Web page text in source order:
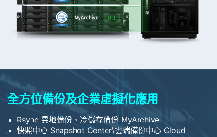
全方位備份及企業虛擬化應用
Rsync 異地備份、冷儲存備份 MyArchive
快照中心 Snapshot Center\雲端備份中心 Cloud